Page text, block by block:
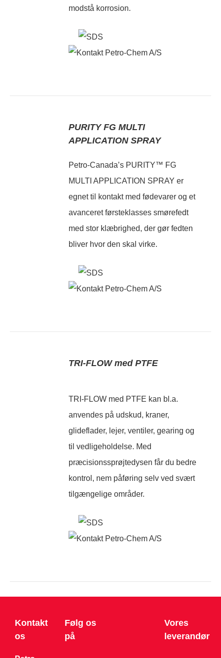
modstå korrosion.
PURITY FG MULTI
APPLICATION SPRAY
Petro-Canada’s PURITY™ FG
MULTI APPLICATION SPRAY er
egnet til kontakt med fødevarer og et
avanceret førsteklasses smørefedt
med stor klæbrighed, der gør fedten
bliver hvor den skal virke.
TRI-FLOW med PTFE
TRI-FLOW med PTFE kan bl.a.
anvendes på udskud, kraner,
glideflader, lejer, ventiler, gearing og
til vedligeholdelse. Med
præcisionssprøjtedysen får du bedre
kontrol, nem påføring selv ved svært
tilgængelige områder.
Kontakt
os
Følg os
på
Vores
leverandør